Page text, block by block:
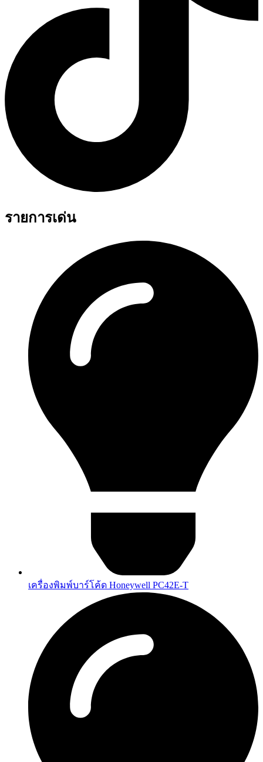
รายการเด่น
เครื่องพิมพ์บาร์โค้ด Honeywell PC42E-T